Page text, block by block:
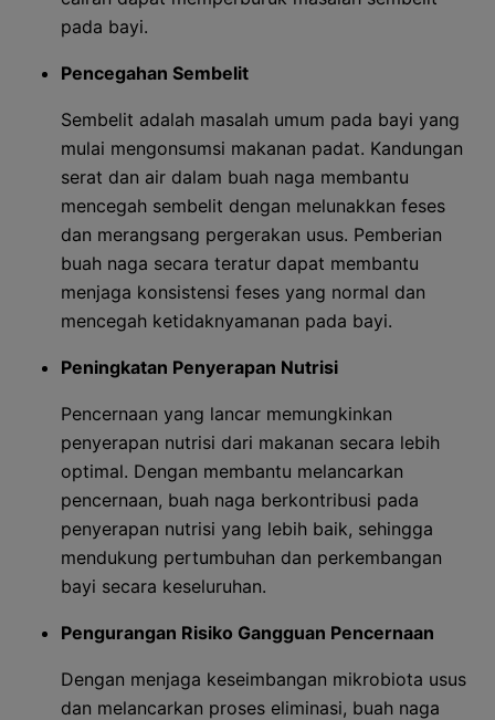
pada bayi.
Pencegahan Sembelit
Sembelit adalah masalah umum pada bayi yang
mulai mengonsumsi makanan padat. Kandungan
serat dan air dalam buah naga membantu
mencegah sembelit dengan melunakkan feses
dan merangsang pergerakan usus. Pemberian
buah naga secara teratur dapat membantu
menjaga konsistensi feses yang normal dan
mencegah ketidaknyamanan pada bayi.
Peningkatan Penyerapan Nutrisi
Pencernaan yang lancar memungkinkan
penyerapan nutrisi dari makanan secara lebih
optimal. Dengan membantu melancarkan
pencernaan, buah naga berkontribusi pada
penyerapan nutrisi yang lebih baik, sehingga
mendukung pertumbuhan dan perkembangan
bayi secara keseluruhan.
Pengurangan Risiko Gangguan Pencernaan
Dengan menjaga keseimbangan mikrobiota usus
dan melancarkan proses eliminasi, buah naga